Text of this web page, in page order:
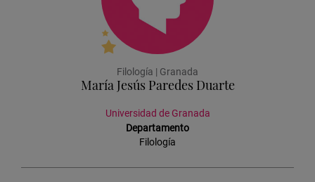
Filología | Granada
María Jesús Paredes Duarte
Universidad de Granada
Departamento
Filología